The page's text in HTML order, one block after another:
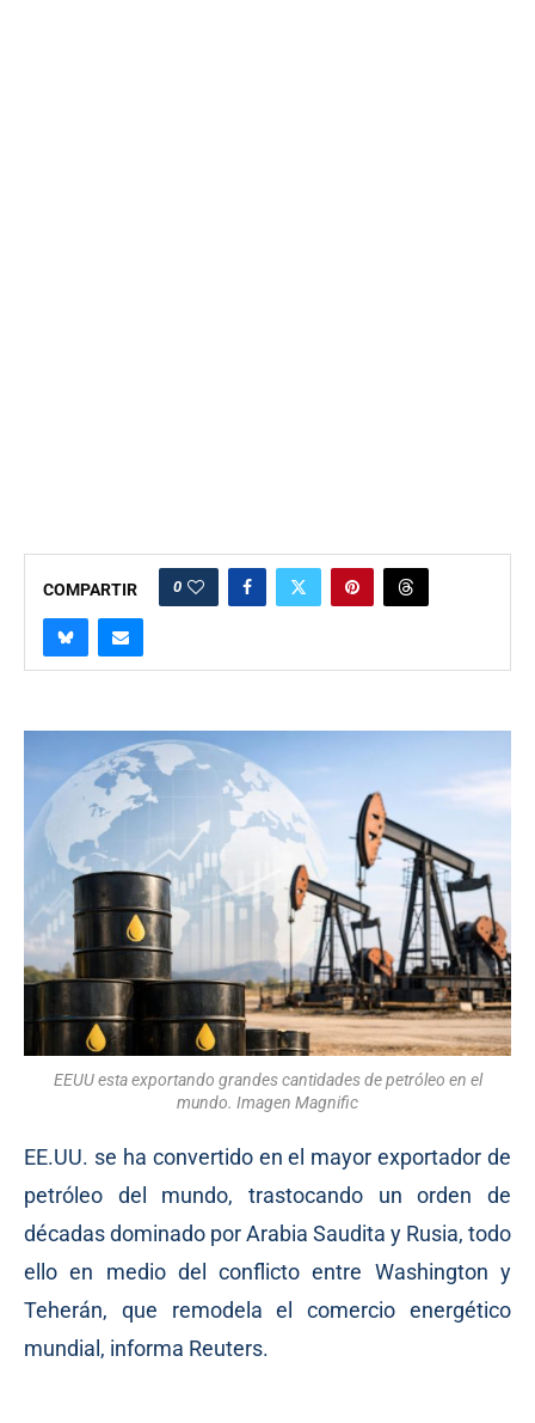
COMPARTIR 0
EEUU esta exportando grandes cantidades de petróleo en el
mundo. Imagen Magnific
EE.UU. se ha convertido en el mayor exportador de
petróleo del mundo, trastocando un orden de
décadas dominado por Arabia Saudita y Rusia, todo
ello en medio del conflicto entre Washington y
Teherán, que remodela el comercio energético
mundial, informa Reuters.